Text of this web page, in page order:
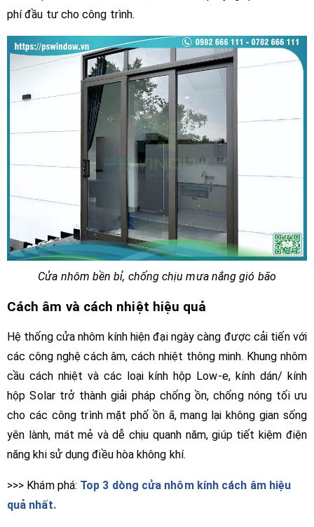
phí đầu tư cho công trình.
Cửa nhôm bền bỉ, chống chịu mưa nắng gió bão
Cách âm và cách nhiệt hiệu quả
Hệ thống cửa nhôm kính hiện đại ngày càng được cải tiến với
các công nghệ cách âm, cách nhiệt thông minh. Khung nhôm
cầu cách nhiệt và các loại kính hộp Low-e, kính dán/ kính
hộp Solar trở thành giải pháp chống ồn, chống nóng tối ưu
cho các công trình mặt phố ồn ã, mang lại không gian sống
yên lành, mát mẻ và dễ chịu quanh năm, giúp tiết kiệm điện
năng khi sử dụng điều hòa không khí.
>>> Khám phá: Top 3 dòng cửa nhôm kính cách âm hiệu
quả nhất.